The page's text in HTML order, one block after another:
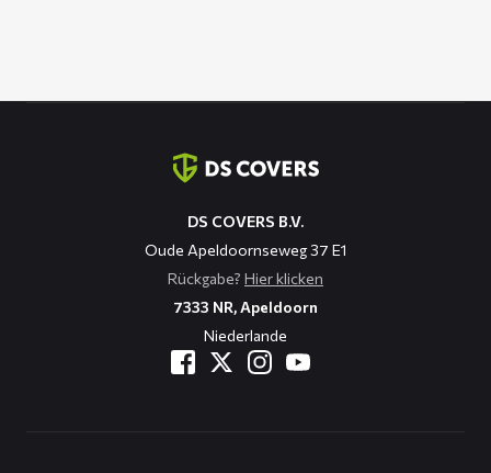
DS COVERS B.V.
Oude Apeldoornseweg 37 E1
Rückgabe? Hier klicken
7333 NR, Apeldoorn
Niederlande